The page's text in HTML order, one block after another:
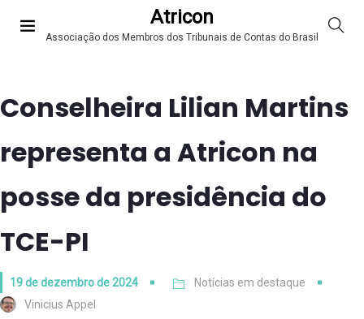
Atricon
Associação dos Membros dos Tribunais de Contas do Brasil
Conselheira Lilian Martins
representa a Atricon na
posse da presidência do
TCE-PI
19 de dezembro de 2024
Notícias em destaque
Vinicius Appel